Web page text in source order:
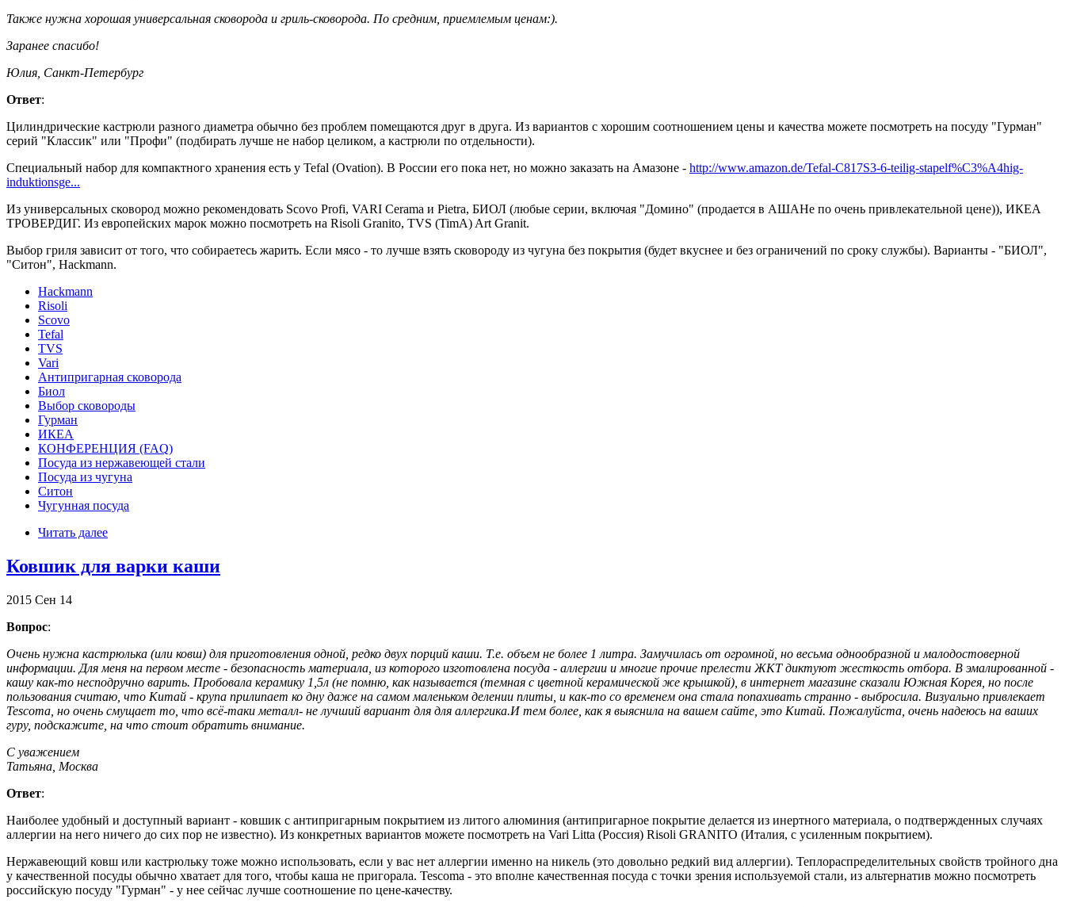
Также нужна хорошая универсальная сковорода и гриль-сковорода. По средним, приемлемым ценам:).
Заранее спасибо!
Юлия, Санкт-Петербург
Ответ:
Цилиндрические кастрюли разного диаметра обычно без проблем помещаются друг в друга. Из вариантов с хорошим соотношением цены и качества можете посмотреть на посуду "Гурман"
серий "Классик" или "Профи" (подбирать лучше не набор целиком, а кастрюли по отдельности).
Специальный набор для компактного хранения есть у Tefal (Ovation). В России его пока нет, но можно заказать на Амазоне - http://www.amazon.de/Tefal-C817S3-6-teilig-stapelf%C3%A4hig-
induktionsge...
Из универсальных сковород можно рекомендовать Scovo Profi, VARI Cerama и Pietra, БИОЛ (любые серии, включая "Домино" (продается в АШАНе по очень привлекательной цене)), ИКЕА
ТРОВЕРДИГ. Из европейских марок можно посмотреть на Risoli Granito, TVS (TimA) Art Granit.
Выбор гриля зависит от того, что собираетесь жарить. Если мясо - то лучше взять сковороду из чугуна без покрытия (будет вкуснее и без ограничений по сроку службы). Варианты - "БИОЛ",
"Ситон", Hackmann.
Hackmann
Risoli
Scovo
Tefal
TVS
Vari
Антипригарная сковорода
Биол
Выбор сковороды
Гурман
ИКЕА
КОНФЕРЕНЦИЯ (FAQ)
Посуда из нержавеющей стали
Посуда из чугуна
Ситон
Чугунная посуда
Читать далее
Ковшик для варки каши
2015 Сен 14
Вопрос:
Очень нужна кастрюлька (или ковш) для приготовления одной, редко двух порций каши. Т.е. объем не более 1 литра. Замучилась от огромной, но весьма однообразной и малодостоверной
информации. Для меня на первом месте - безопасность материала, из которого изготовлена посуда - аллергии и многие прочие прелести ЖКТ диктуют жесткость отбора. В эмалированной -
кашу как-то несподручно варить. Пробовала керамику 1,5л (не помню, как называется (темная с цветной керамической же крышкой), в интернет магазине сказали Южная Корея, но после
пользования считаю, что Китай - крупа прилипает ко дну даже на самом маленьком делении плиты, и как-то со временем она стала попахивать странно - выбросила. Визуально привлекает
Tescoma, но очень смущает то, что всё-таки металл- не лучший вариант для для аллергика.И тем более, как я выяснила на вашем сайте, это Китай. Пожалуйста, очень надеюсь на ваших
гуру, подскажите, на что стоит обратить внимание.
С уважением
Татьяна, Москва
Ответ:
Наиболее удобный и доступный вариант - ковшик с антипригарным покрытием из литого алюминия (антипригарное покрытие делается из инертного материала, о подтвержденных случаях
аллергии на него ничего до сих пор не известно). Из конкретных вариантов можете посмотреть на Vari Litta (Россия) Risoli GRANITO (Италия, с усиленным покрытием).
Нержавеющий ковш или кастрюльку тоже можно использовать, если у вас нет аллергии именно на никель (это довольно редкий вид аллергии). Теплораспределительных свойств тройного дна
у качественной посуды обычно хватает для того, чтобы каша не пригорала. Tesсоma - это вполне качественная посуда с точки зрения используемой стали, из альтернатив можно посмотреть
российскую посуду "Гурман" - у нее сейчас лучше соотношение по цене-качеству.